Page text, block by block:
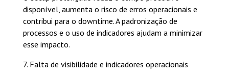
disponível, aumenta o risco de erros operacionais e
contribui para o downtime. A padronização de
processos e o uso de indicadores ajudam a minimizar
esse impacto.
7. Falta de visibilidade e indicadores operacionais